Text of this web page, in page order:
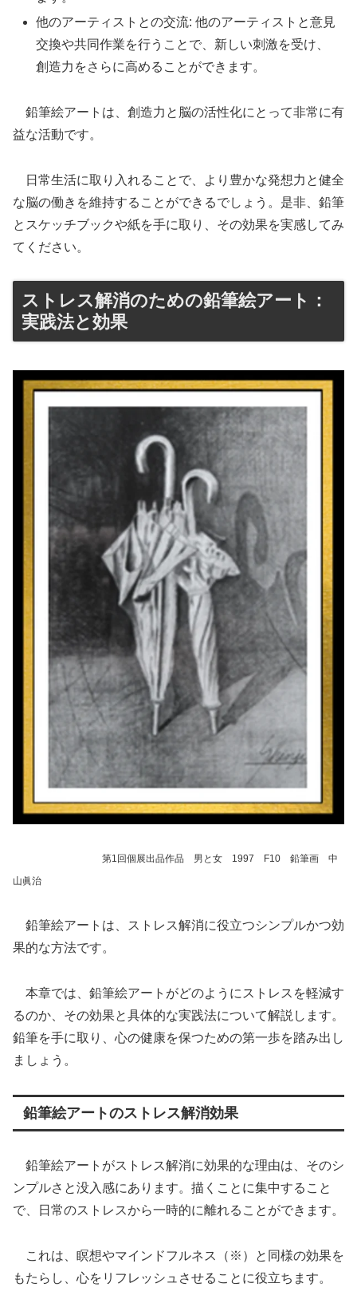
他のアーティストとの交流: 他のアーティストと意見
交換や共同作業を行うことで、新しい刺激を受け、
創造力をさらに高めることができます。
鉛筆絵アートは、創造力と脳の活性化にとって非常に有
益な活動です。
日常生活に取り入れることで、より豊かな発想力と健全
な脳の働きを維持することができるでしょう。是非、鉛筆
とスケッチブックや紙を手に取り、その効果を実感してみ
てください。
ストレス解消のための鉛筆絵アート：
実践法と効果
第1回個展出品作品 男と女 1997 F10 鉛筆画 中
山眞治
鉛筆絵アートは、ストレス解消に役立つシンプルかつ効
果的な方法です。
本章では、鉛筆絵アートがどのようにストレスを軽減す
るのか、その効果と具体的な実践法について解説します。
鉛筆を手に取り、心の健康を保つための第一歩を踏み出し
ましょう。
鉛筆絵アートのストレス解消効果
鉛筆絵アートがストレス解消に効果的な理由は、そのシ
ンプルさと没入感にあります。描くことに集中すること
で、日常のストレスから一時的に離れることができます。
これは、瞑想やマインドフルネス（※）と同様の効果を
もたらし、心をリフレッシュさせることに役立ちます。